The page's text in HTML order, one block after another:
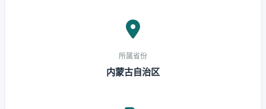
所属省份
内蒙古自治区